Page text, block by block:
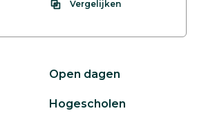
Vergelijken
Open dagen
Hogescholen